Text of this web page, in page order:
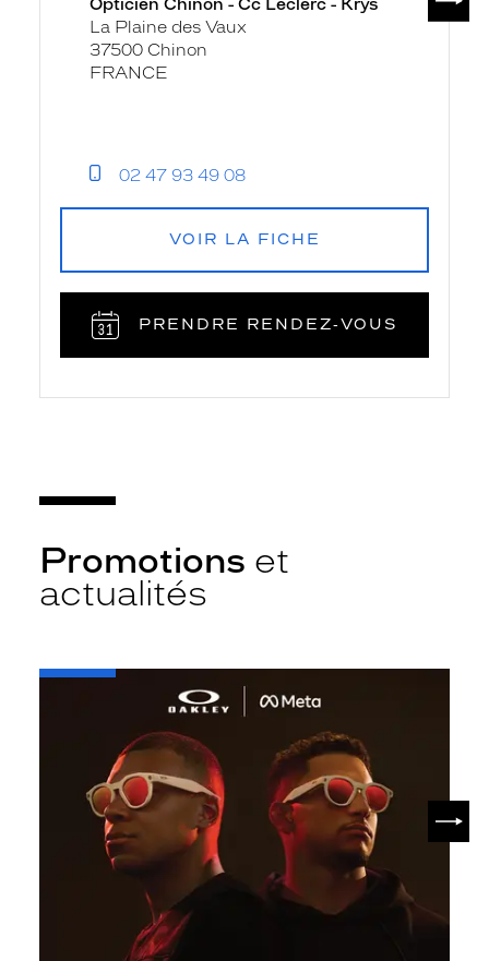
Opticien Chinon - Cc Leclerc - Krys
La Plaine des Vaux
37500 Chinon
FRANCE
02 47 93 49 08
VOIR LA FICHE
PRENDRE RENDEZ‑VOUS
Promotions et
actualités
-